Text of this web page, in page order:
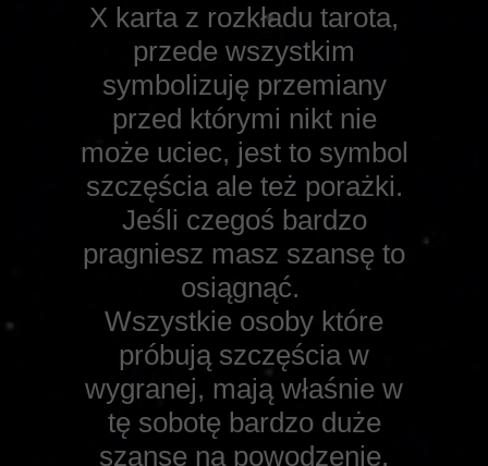
X karta z rozkładu tarota,
przede wszystkim
symbolizuję przemiany
przed którymi nikt nie
może uciec, jest to symbol
szczęścia ale też porażki.
Jeśli czegoś bardzo
pragniesz masz szansę to
osiągnąć.
Wszystkie osoby które
próbują szczęścia w
wygranej, mają właśnie w
tę sobotę bardzo duże
szanse na powodzenie.